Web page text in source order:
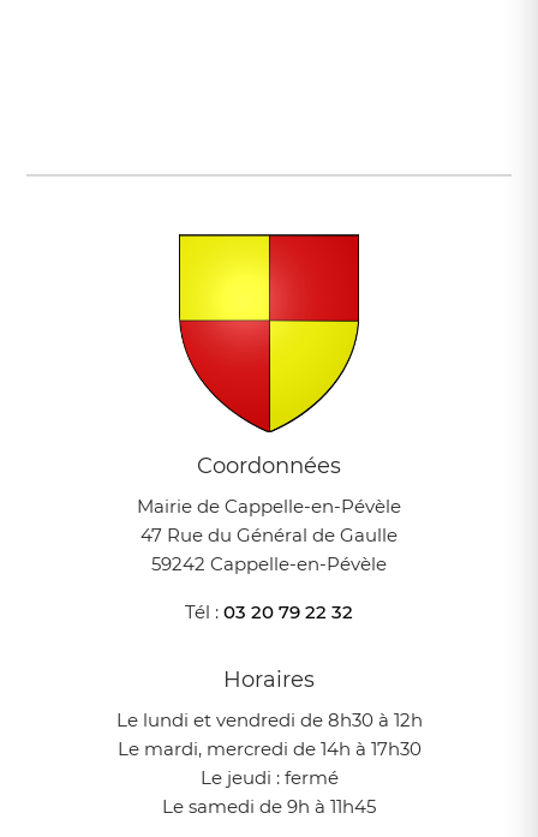
Coordonnées
Mairie de Cappelle-en-Pévèle
47 Rue du Général de Gaulle
59242 Cappelle-en-Pévèle
Tél : 03 20 79 22 32
Horaires
Le lundi et vendredi de 8h30 à 12h
Le mardi, mercredi de 14h à 17h30
Le jeudi : fermé
Le samedi de 9h à 11h45